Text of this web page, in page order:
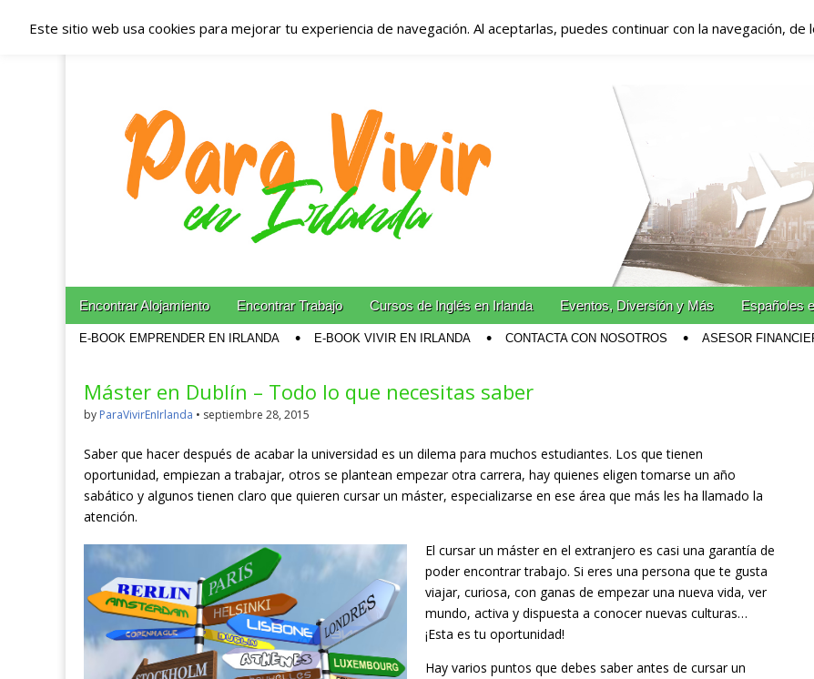
Españoles en Irlanda – Vivir en
Irlanda – Alojamiento en Irlanda
Blog dedicado a los que viven, estudian y trabajan en Irlanda!
Main menu
Skip to content
Encontrar Alojamiento Encontrar Trabajo Cursos de Inglés en Irlanda Eventos, Diversión y Más Españoles
E-BOOK EMPRENDER EN IRLANDA E-BOOK VIVIR EN IRLANDA CONTACTA CON NOSOTROS ASESOR
Máster en Dublín – Todo lo que necesitas saber
by ParaVivirEnIrlanda • septiembre 28, 2015
Saber que hacer después de acabar la universidad es un dilema para muchos estudiantes. Los que tienen
oportunidad, empiezan a trabajar, otros se plantean empezar otra carrera, hay quienes eligen tomarse un año
sabático y algunos tienen claro que quieren cursar un máster, especializarse en ese área que más les ha llamado la
atención.
El cursar un máster en el extranjero es casi una garantía de
poder encontrar trabajo. Si eres una persona que te gusta
viajar, curiosa, con ganas de empezar una nueva vida, ver
mundo, activa y dispuesta a conocer nuevas culturas…
¡Esta es tu oportunidad!
Hay varios puntos que debes saber antes de cursar un
Este sitio web usa cookies para mejorar tu experiencia de navegación. Al aceptarlas, puedes continuar con la navegación,